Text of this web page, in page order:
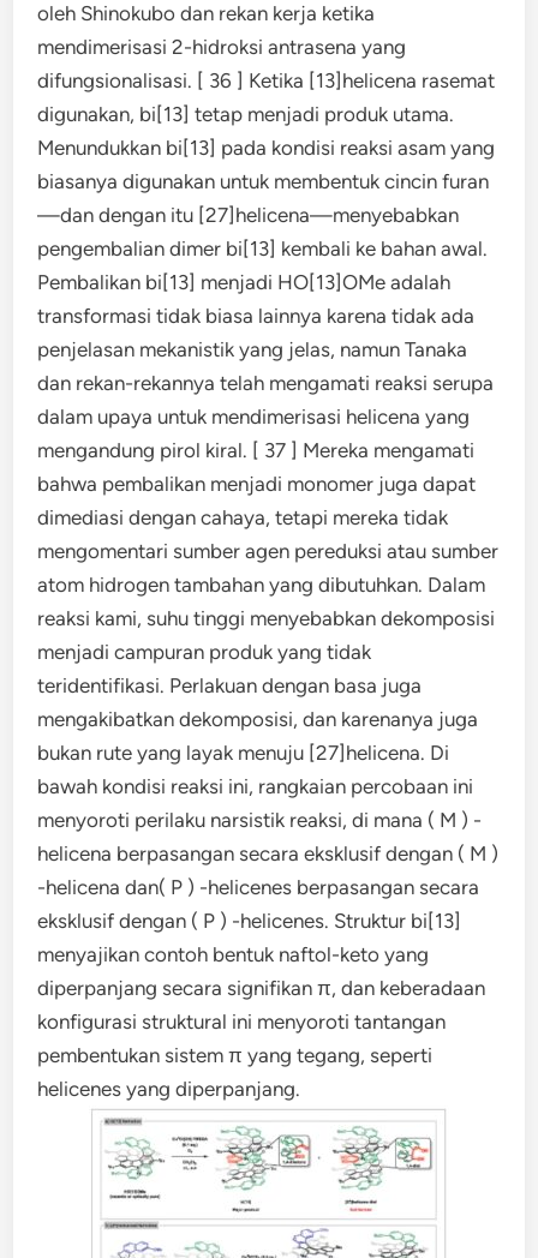
oleh Shinokubo dan rekan kerja ketika
mendimerisasi 2-hidroksi antrasena yang
difungsionalisasi. [ 36 ] Ketika [13]helicena rasemat
digunakan, bi[13] tetap menjadi produk utama.
Menundukkan bi[13] pada kondisi reaksi asam yang
biasanya digunakan untuk membentuk cincin furan
—dan dengan itu [27]helicena—menyebabkan
pengembalian dimer bi[13] kembali ke bahan awal.
Pembalikan bi[13] menjadi HO[13]OMe adalah
transformasi tidak biasa lainnya karena tidak ada
penjelasan mekanistik yang jelas, namun Tanaka
dan rekan-rekannya telah mengamati reaksi serupa
dalam upaya untuk mendimerisasi helicena yang
mengandung pirol kiral. [ 37 ] Mereka mengamati
bahwa pembalikan menjadi monomer juga dapat
dimediasi dengan cahaya, tetapi mereka tidak
mengomentari sumber agen pereduksi atau sumber
atom hidrogen tambahan yang dibutuhkan. Dalam
reaksi kami, suhu tinggi menyebabkan dekomposisi
menjadi campuran produk yang tidak
teridentifikasi. Perlakuan dengan basa juga
mengakibatkan dekomposisi, dan karenanya juga
bukan rute yang layak menuju [27]helicena. Di
bawah kondisi reaksi ini, rangkaian percobaan ini
menyoroti perilaku narsistik reaksi, di mana ( M ) -
helicena berpasangan secara eksklusif dengan ( M )
-helicena dan( P ) -helicenes berpasangan secara
eksklusif dengan ( P ) -helicenes. Struktur bi[13]
menyajikan contoh bentuk naftol-keto yang
diperpanjang secara signifikan π, dan keberadaan
konfigurasi struktural ini menyoroti tantangan
pembentukan sistem π ​​yang tegang, seperti
helicenes yang diperpanjang.